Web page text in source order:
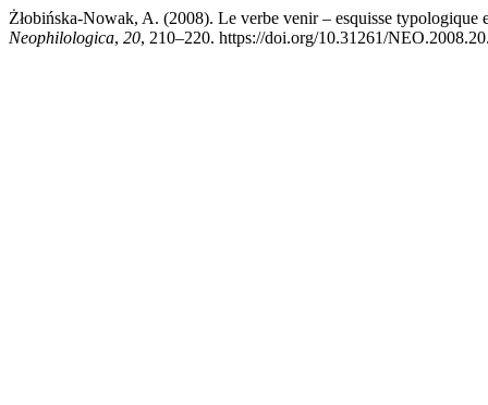
Żłobińska-Nowak, A. (2008). Le verbe venir – esquisse typologique
Neophilologica, 20, 210–220. https://doi.org/10.31261/